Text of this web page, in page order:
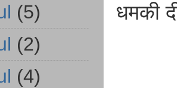
धमकी
(5)
(2)
(4)